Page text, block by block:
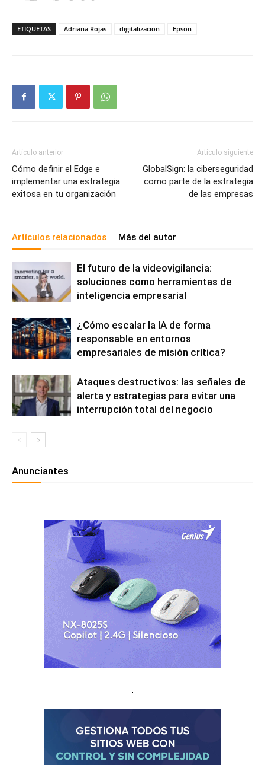
ETIQUETAS Adriana Rojas digitalizacion Epson
Artículo anterior
Cómo definir el Edge e
implementar una estrategia
exitosa en tu organización
Artículo siguiente
GlobalSign: la ciberseguridad
como parte de la estrategia
de las empresas
Artículos relacionados Más del autor
El futuro de la videovigilancia:
soluciones como herramientas de
inteligencia empresarial
¿Cómo escalar la IA de forma
responsable en entornos
empresariales de misión crítica?
Ataques destructivos: las señales de
alerta y estrategias para evitar una
interrupción total del negocio
Anunciantes